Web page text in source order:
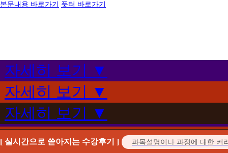
본문내용 바로가기 풋터 바로가기
자세히 보기 ▼
자세히 보기 ▼
자세히 보기 ▼
[ 실시간으로 쏟아지는 수강후기 ]